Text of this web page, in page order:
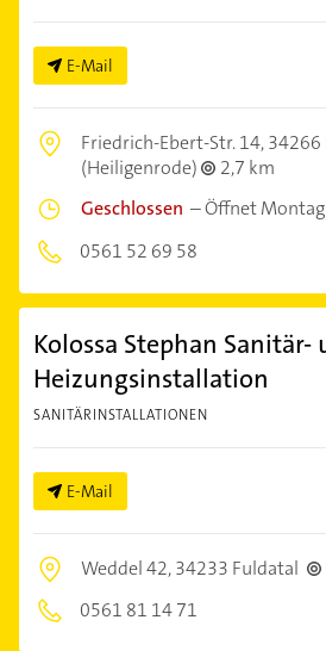
E-Mail
Friedrich-Ebert-Str. 14,34266
(Heiligenrode)
2,7 km
Geschlossen –Öffnet
0561 52 69 58
Kolossa Stephan Sanitär-
Heizungsinstallation
SANITÄRINSTALLATIONEN
E-Mail
Weddel 42,34233 Fuldatal
0561 81 14 71